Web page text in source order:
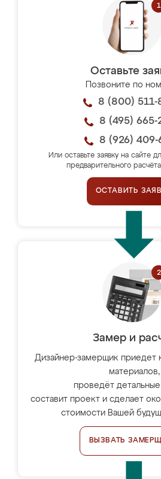
Оставьте
Позвоните по
8 (800) 511-
8 (495) 665-
8 (926) 409-
Или оставьте заявку на сайте
предварительного
ОСТАВИТЬ
Замер и
Дизайнер-замерщик приедет
материалов,
проведёт
составит проект и сделает
стоимости Вашей
ВЫЗВАТЬ